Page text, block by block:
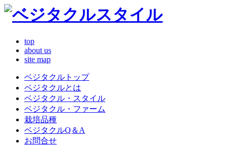
top
about us
site map
ベジタクルトップ
ベジタクルとは
ベジタクル・スタイル
ベジタクル・ファーム
栽培品種
ベジタクルQ＆A
お問合せ